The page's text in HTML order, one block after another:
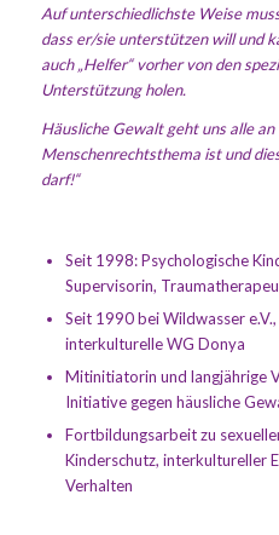
Auf unterschiedlichste Weise
dass er/sie unterstützen will und
auch „Helfer“ vorher von den
Unterstützung holen.
Häusliche Gewalt geht uns alle an
Menschenrechtsthema ist und
darf!“
Seit 1998: Psychologische
Supervisorin,
Seit 1990 bei Wildwasser
interkulturelle WG Donya
Mitinitiatorin und langjährige
Initiative gegen häusliche
Fortbildungsarbeit zu
Kinderschutz, interkultureller
Verhalten